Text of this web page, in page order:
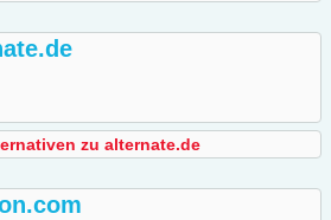
zu alternate.de